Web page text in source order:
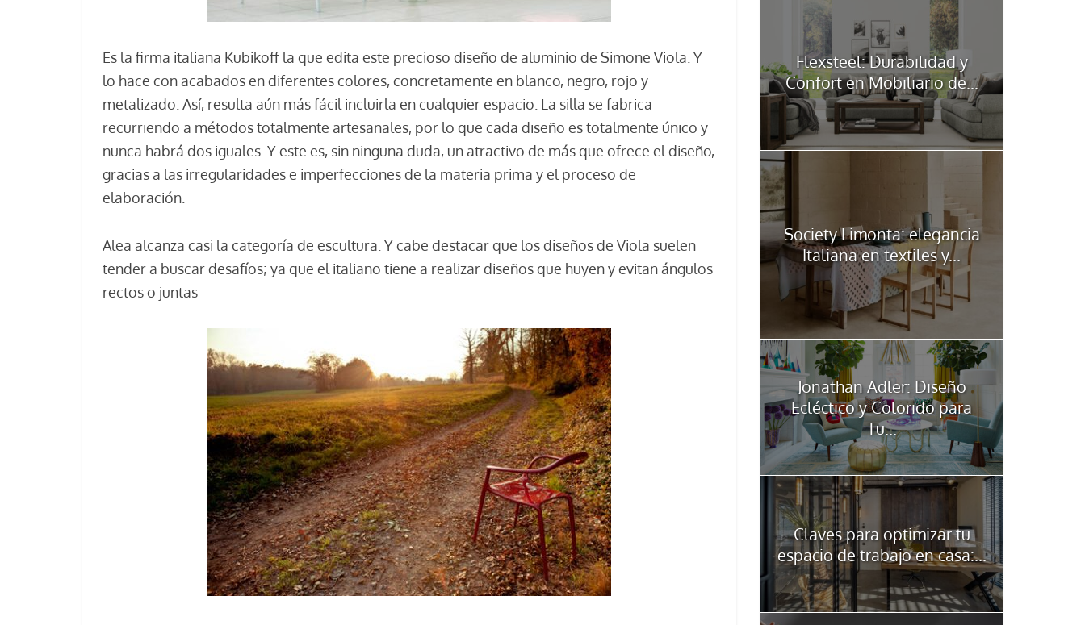
Es la firma italiana Kubikoff la que edita este precioso diseño de aluminio de Simone Viola. Y
lo hace con acabados en diferentes colores, concretamente en blanco, negro, rojo y
metalizado. Así, resulta aún más fácil incluirla en cualquier espacio. La silla se fabrica
recurriendo a métodos totalmente artesanales, por lo que cada diseño es totalmente único y
nunca habrá dos iguales. Y este es, sin ninguna duda, un atractivo de más que ofrece el diseño,
gracias a las irregularidades e imperfecciones de la materia prima y el proceso de
elaboración.
Alea alcanza casi la categoría de escultura. Y cabe destacar que los diseños de Viola suelen
tender a buscar desafíos; ya que el italiano tiene a realizar diseños que huyen y evitan ángulos
rectos o juntas
Flexsteel: Durabilidad y
Confort en Mobiliario de...
Society Limonta: elegancia
Italiana en textiles y...
Jonathan Adler: Diseño
Ecléctico y Colorido para
Tu...
Claves para optimizar tu
espacio de trabajo en casa:...